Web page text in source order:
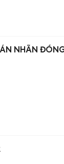
NHÃN